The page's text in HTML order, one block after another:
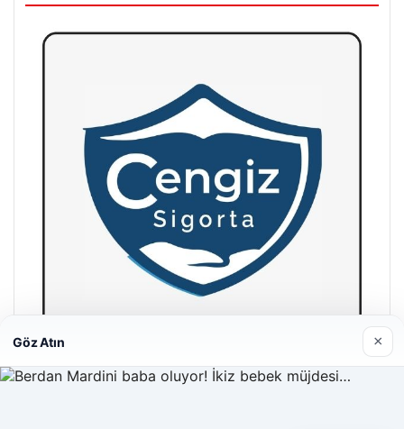
Hastaş Beton
Göz Atın ×